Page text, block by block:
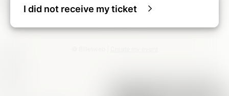
I did not receive my ticket